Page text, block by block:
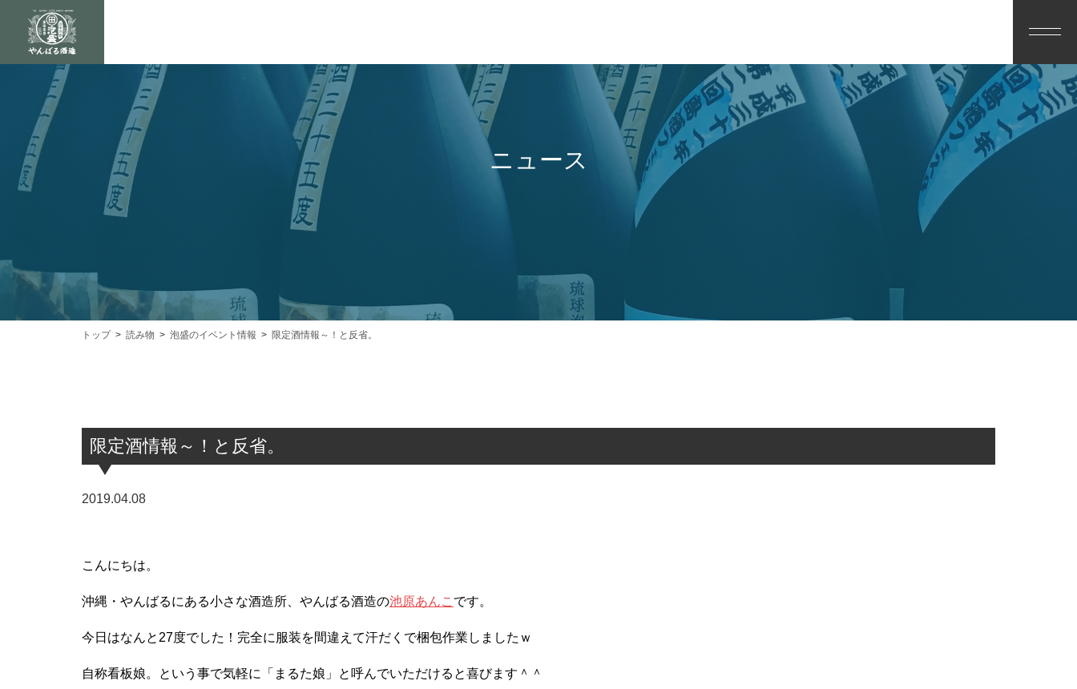
ニュース
トップ 読み物 泡盛のイベント情報 限定酒情報～！と反省。
限定酒情報～！と反省。
2019.04.08
こんにちは。
沖縄・やんばるにある小さな酒造所、やんばる酒造の池原あんこ です。
今日はなんと27度でした！完全に服装を間違えて汗だくで梱包作業しましたｗ
自称看板娘。という事で気軽に「まるた娘」と呼んでいただけると喜びます＾＾